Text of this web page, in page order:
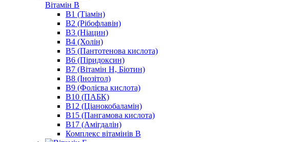
Вітамін B
B1 (Тіамін)
B2 (Рібофлавін)
B3 (Ніацин)
B4 (Холін)
B5 (Пантотенова кислота)
B6 (Піридоксин)
B7 (Вітамін Н, Біотин)
B8 (Інозітол)
B9 (Фолієва кислота)
B10 (ПАБК)
B12 (Ціанокобаламін)
B15 (Пангамова кислота)
B17 (Амігдалін)
Комплекс вітамінів B